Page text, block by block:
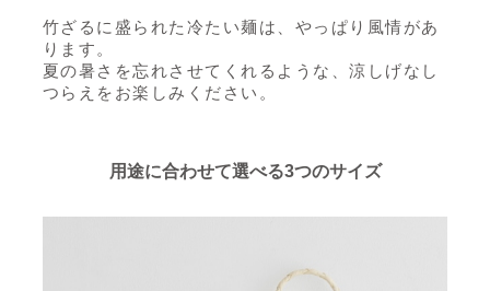
竹ざるに盛られた冷たい麺は、やっぱり風情があ
ります。
夏の暑さを忘れさせてくれるような、涼しげなし
つらえをお楽しみください。
用途に合わせて選べる3つのサイズ